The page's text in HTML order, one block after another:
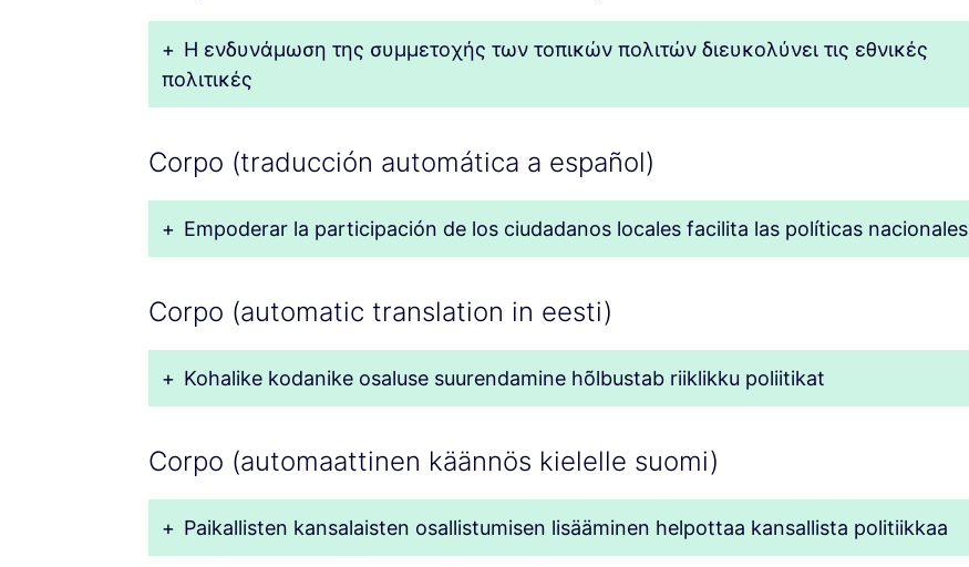
+ Η ενδυνάμωση της συμμετοχής των τοπικών πολιτών διευκολύνει τις εθνικές
πολιτικές
Corpo (traducción automática a español)
+ Empoderar la participación de los ciudadanos locales facilita las políticas nacionales
Corpo (automatic translation in eesti)
+ Kohalike kodanike osaluse suurendamine hõlbustab riiklikku poliitikat
Corpo (automaattinen käännös kielelle suomi)
+ Paikallisten kansalaisten osallistumisen lisääminen helpottaa kansallista politiikkaa